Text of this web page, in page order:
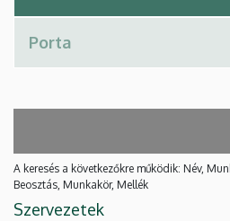
A keresés a következőkre működik: Név,
Beosztás, Munkakör, Mellék
Szervezetek